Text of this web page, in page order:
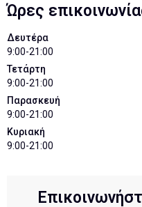
Ώρες
Δευτέρα
9:00-21:00
Τετάρτη
9:00-21:00
Παρασκευή
9:00-21:00
Κυριακή
9:00-21:00